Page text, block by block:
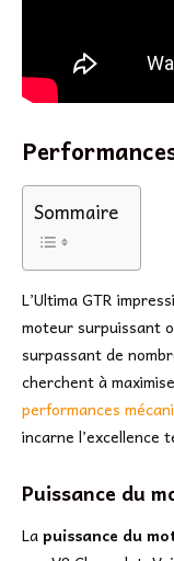
Sommaire
L’Ultima GTR
moteur surpuissant
surpassant de
cherchent à
performances
incarne l’excellence
Puissance du
Lapuissance du